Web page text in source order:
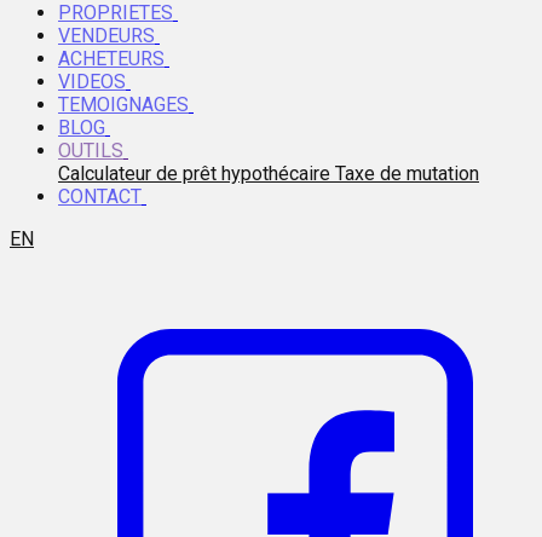
PROPRIETES
VENDEURS
ACHETEURS
VIDEOS
TEMOIGNAGES
BLOG
OUTILS
Calculateur de prêt hypothécaire Taxe de mutation
CONTACT
EN